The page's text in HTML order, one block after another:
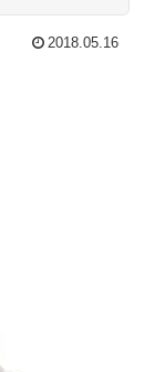
2018.05.16